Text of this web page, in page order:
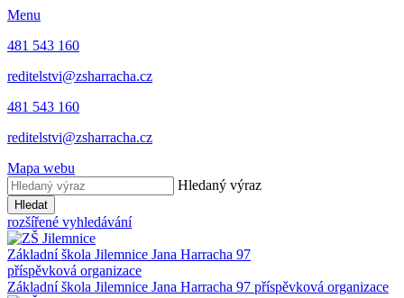
Menu
481 543 160
reditelstvi@zsharracha.cz
481 543 160
reditelstvi@zsharracha.cz
Mapa webu
Hledaný výraz
Hledat
rozšířené vyhledávání
Základní škola Jilemnice Jana Harracha 97
příspěvková organizace
Základní škola Jilemnice Jana Harracha 97 příspěvková organizace